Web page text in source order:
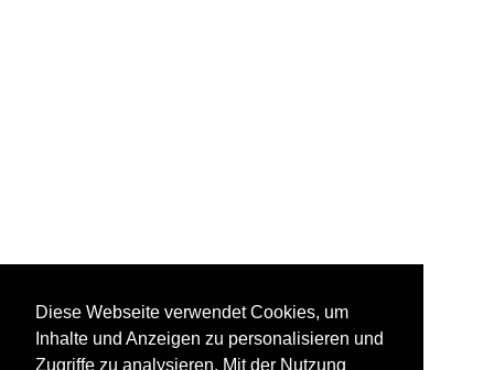
Diese Webseite verwendet Cookies, um
Inhalte und Anzeigen zu personalisieren und
Zugriffe zu analysieren. Mit der Nutzung